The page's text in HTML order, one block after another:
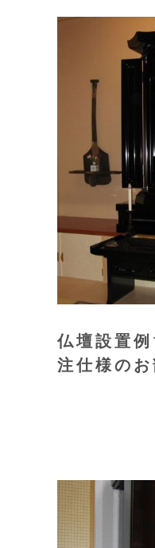
仏壇設置
注仕様の